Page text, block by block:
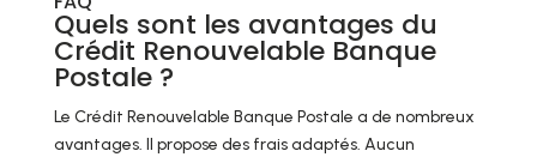
Quels sont les avantages du
Crédit Renouvelable Banque
Postale ?
Le Crédit Renouvelable Banque Postale a de nombreux
avantages. Il propose des frais adaptés. Aucun